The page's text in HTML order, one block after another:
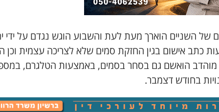
של השניים הוארך מעת לעת והשבוע הוגש נגדם על ידי
כתב אישום בגין החזקת סמים שלא לצריכה עצמית וכן
הואשם גם בסחר בסמים, באמצעות הטלגרם,
בחודש דצמבר.